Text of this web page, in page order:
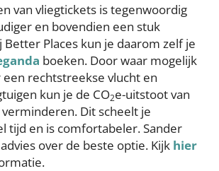
van vliegtickets is tegenwoordig
en bovendien een stuk
Better Places kun je daarom zelf je
boeken. Door waar mogelijk
rechtstreekse vlucht en
kun je de CO2e-uitstoot van
Dit scheelt je
tijd en is comfortabeler. Sander
over de beste optie. Kijk hier